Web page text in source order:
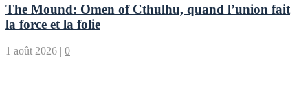
The Mound: Omen of Cthulhu, quand l’union fait
la force et la folie
1 août 2026 | 0